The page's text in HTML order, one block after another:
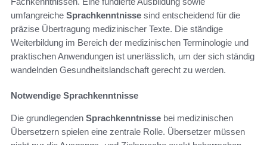
umfangreiche Sprachkenntnisse sind entscheidend für die
präzise Übertragung medizinischer Texte. Die ständige
Weiterbildung im Bereich der medizinischen Terminologie und
praktischen Anwendungen ist unerlässlich, um der sich ständig
wandelnden Gesundheitslandschaft gerecht zu werden.
Notwendige Sprachkenntnisse
Die grundlegenden Sprachkenntnisse bei medizinischen
Übersetzern spielen eine zentrale Rolle. Übersetzer müssen